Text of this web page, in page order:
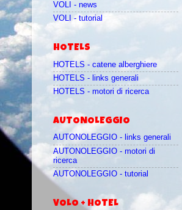
VOLI - news
VOLI - tutorial
HOTELS
HOTELS - catene alberghiere
HOTELS - links generali
HOTELS - motori di ricerca
AUTONOLEGGIO
AUTONOLEGGIO - links generali
AUTONOLEGGIO - motori di
ricerca
AUTONOLEGGIO - tutorial
VOLO + HOTEL